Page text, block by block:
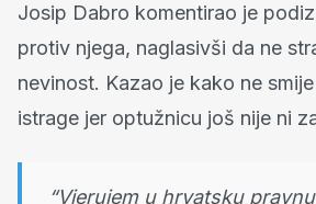
Josip Dabro komentirao je
protiv njega, naglasivši da ne
nevinost. Kazao je kako ne
istrage jer optužnicu još nije ni
“Vjerujem u hrvatsku